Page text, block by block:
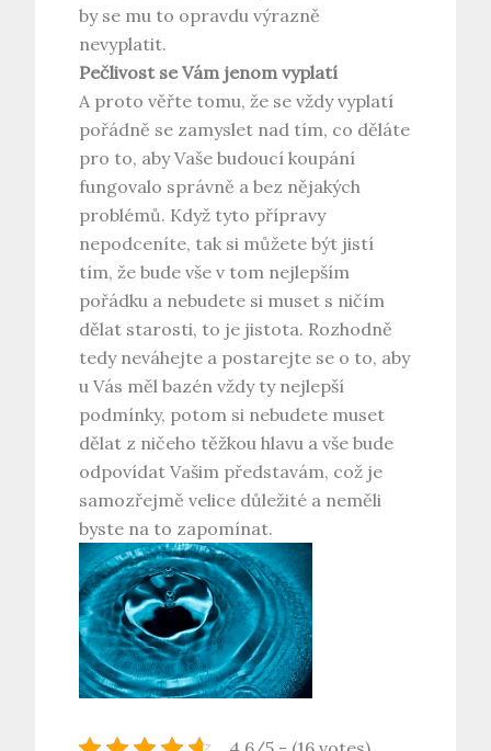
by se mu to opravdu výrazně
nevyplatit.
Pečlivost se Vám jenom vyplatí
A proto věřte tomu, že se vždy vyplatí
pořádně se zamyslet nad tím, co děláte
pro to, aby Vaše budoucí koupání
fungovalo správně a bez nějakých
problémů. Když tyto přípravy
nepodceníte, tak si můžete být jistí
tím, že bude vše v tom nejlepším
pořádku a nebudete si muset s ničím
dělat starosti, to je jistota. Rozhodně
tedy neváhejte a postarejte se o to, aby
u Vás měl bazén vždy ty nejlepší
podmínky, potom si nebudete muset
dělat z ničeho těžkou hlavu a vše bude
odpovídat Vašim představám, což je
samozřejmě velice důležité a neměli
byste na to zapomínat.